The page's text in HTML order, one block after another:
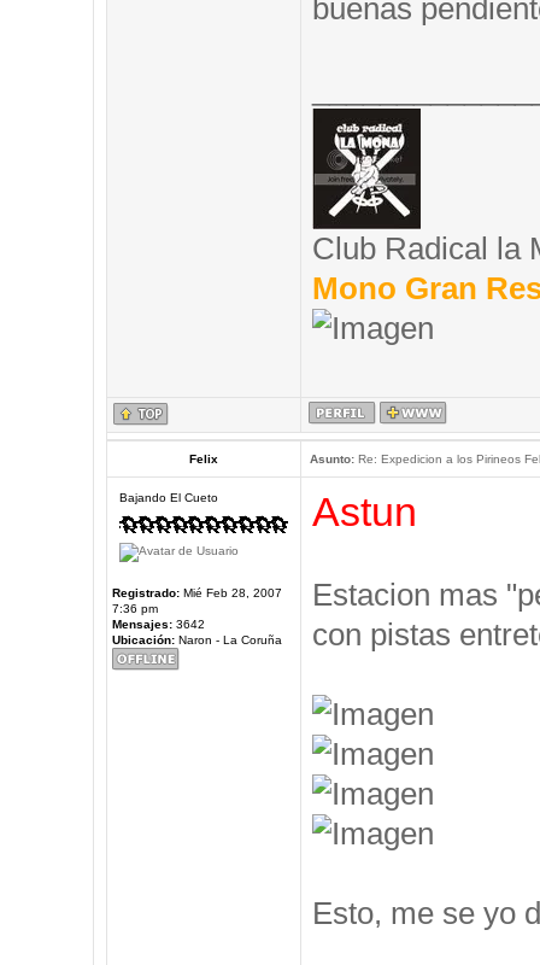
buenas
Club Radical la
Mono Gran
Felix Asunto:Re: Expedicion a los Pirineos
Bajando El Cueto
Registrado:Mié Feb 28, 2007
7:36 pm
Mensajes:3642
Ubicación:Naron - La Coruña
Astun
Estacion mas
con pistas
Esto, me se yo